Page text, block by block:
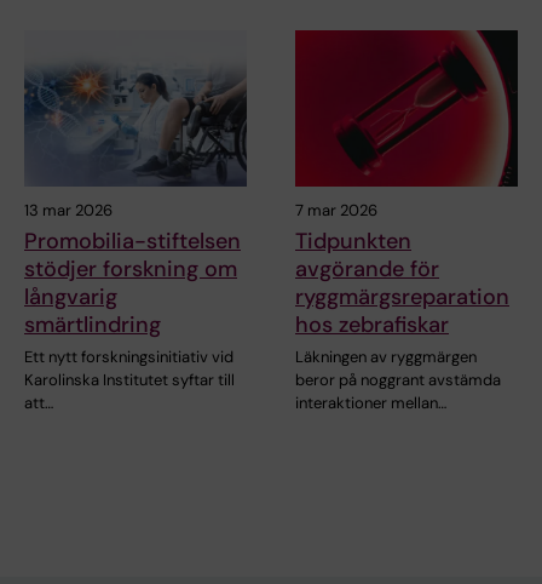
13 mar 2026
Promobilia-stiftelsen
stödjer forskning om
långvarig
smärtlindring
Ett nytt forskningsinitiativ vid
Karolinska Institutet syftar till
att…
7 mar 2026
Tidpunkten
avgörande för
ryggmärgsreparation
hos zebrafiskar
Läkningen av ryggmärgen
beror på noggrant avstämda
interaktioner mellan…